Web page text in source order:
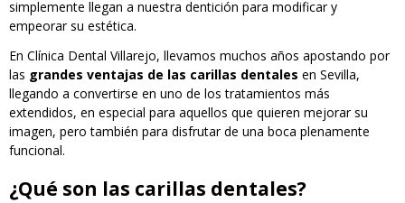
simplemente llegan a nuestra dentición para modificar y
empeorar su estética.
En Clínica Dental Villarejo, llevamos muchos años apostando por
las grandes ventajas de las carillas dentales en Sevilla,
llegando a convertirse en uno de los tratamientos más
extendidos, en especial para aquellos que quieren mejorar su
imagen, pero también para disfrutar de una boca plenamente
funcional.
¿Qué son las carillas dentales?